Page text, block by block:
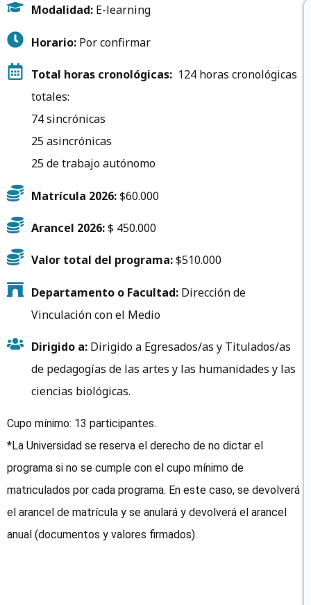
Modalidad: E-learning
Horario: Por confirmar
Total horas cronológicas: 124 horas cronológicas
totales:
74 sincrónicas
25 asincrónicas
25 de trabajo autónomo
Matrícula 2026:$60.000
Arancel 2026:$ 450.000
Valor total del programa:$510.000
Departamento o Facultad: Dirección de
Vinculación con el Medio
Dirigido a: Dirigido a Egresados/as y Titulados/as
de pedagogías de las artes y las humanidades y las
ciencias biológicas.
Cupo mínimo: 13 participantes.
*La Universidad se reserva el derecho de no dictar el
programa si no se cumple con el cupo mínimo de
matriculados por cada programa. En este caso, se devolverá
el arancel de matrícula y se anulará y devolverá el arancel
anual (documentos y valores firmados).